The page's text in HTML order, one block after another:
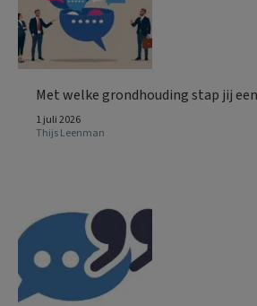
Met welke grondhouding stap jij
1 juli 2026
Thijs Leenman